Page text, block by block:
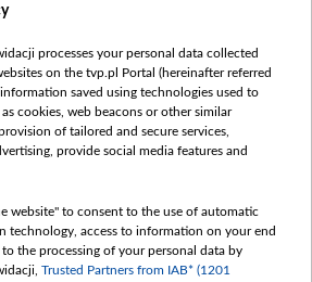
Категорії
Новини
Докладно
Погляд
Цікаво
processes your personal data collected
on the tvp.pl Portal (hereinafter referred
saved using technologies used to
cookies, web beacons or other similar
of tailored and secure services,
provide social media features and
website" to consent to the use of automatic
technology, access to information on your end
the processing of your personal data by
Trusted Partners from IAB* (1201